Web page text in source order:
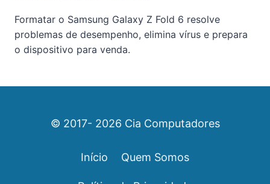
Formatar o Samsung Galaxy Z Fold 6 resolve
problemas de desempenho, elimina vírus e prepara
o dispositivo para venda.
© 2017- 2026 Cia Computadores
Início Quem Somos